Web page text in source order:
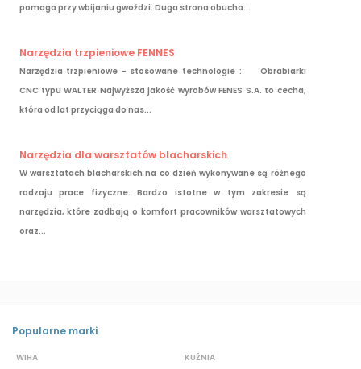
pomaga przy wbijaniu gwoździ. Duga strona obucha...
Narzędzia trzpieniowe FENNES
Narzędzia trzpieniowe - stosowane technologie : Obrabiarki
CNC typu WALTER Najwyższa jakość wyrobów FENES S.A. to cecha,
która od lat przyciąga do nas...
Narzędzia dla warsztatów blacharskich
W warsztatach blacharskich na co dzień wykonywane są różnego
rodzaju prace fizyczne. Bardzo istotne w tym zakresie są
narzędzia, które zadbają o komfort pracowników warsztatowych
oraz...
Popularne marki
WIHA
KUŹNIA